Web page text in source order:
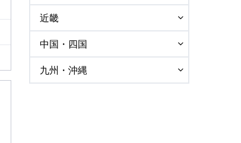
近畿
中国・四国
九州・沖縄